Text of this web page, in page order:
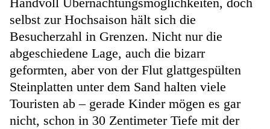
selbst zur Hochsaison hält sich die
Besucherzahl in Grenzen. Nicht nur die
abgeschiedene Lage, auch die bizarr
geformten, aber von der Flut glattgespülten
Steinplatten unter dem Sand halten viele
Touristen ab – gerade Kinder mögen es gar
nicht, schon in 30 Zentimeter Tiefe mit der